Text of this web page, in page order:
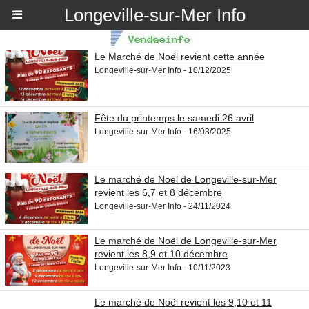
Longeville-sur-Mer Info
Le Marché de Noël revient cette année
Longeville-sur-Mer Info - 10/12/2025
Fête du printemps le samedi 26 avril
Longeville-sur-Mer Info - 16/03/2025
Le marché de Noël de Longeville-sur-Mer
revient les 6,7 et 8 décembre
Longeville-sur-Mer Info - 24/11/2024
Le marché de Noël de Longeville-sur-Mer
revient les 8,9 et 10 décembre
Longeville-sur-Mer Info - 10/11/2023
Le marché de Noël revient les 9,10 et 11